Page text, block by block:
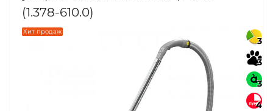
(1.378-610.0)
3
3
3
4
Хит продаж